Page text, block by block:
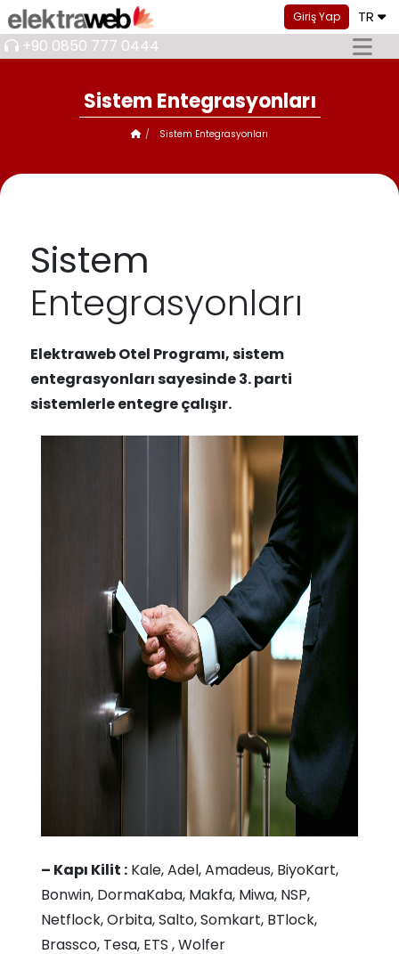
Giriş Yap TR
+90 0850 777 0444
Sistem Entegrasyonları
Sistem Entegrasyonları
Sistem
Entegrasyonları
Elektraweb Otel Programı, sistem
entegrasyonları sayesinde 3. parti
sistemlerle entegre çalışır.
– Kapı Kilit : Kale, Adel, Amadeus, BiyoKart,
Bonwin, DormaKaba, Makfa, Miwa, NSP,
Netflock, Orbita, Salto, Somkart, BTlock,
Brassco, Tesa, ETS , Wolfer